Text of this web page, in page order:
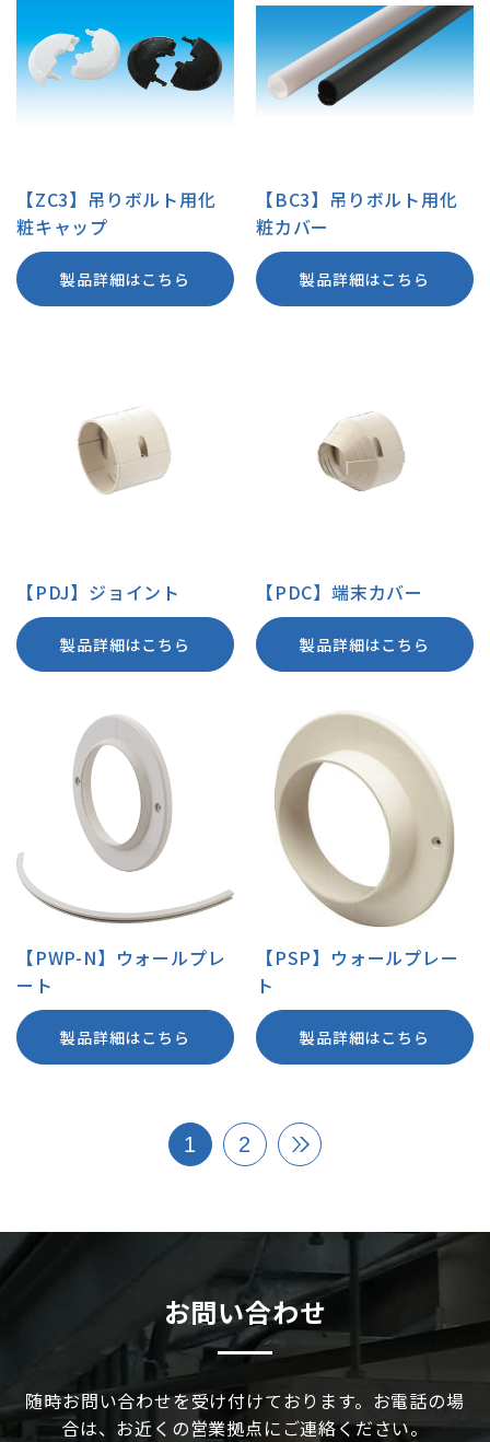
【ZC3】吊りボルト用化
粧キャップ
製品詳細はこちら
【BC3】吊りボルト用化
粧カバー
製品詳細はこちら
【PDJ】ジョイント
製品詳細はこちら
【PDC】端末カバー
製品詳細はこちら
【PWP-N】ウォールプレ
ート
製品詳細はこちら
【PSP】ウォールプレー
ト
製品詳細はこちら
1 2
お問い合わせ
随時お問い合わせを受け付けております。お電話の場
合は、お近くの営業拠点にご連絡ください。